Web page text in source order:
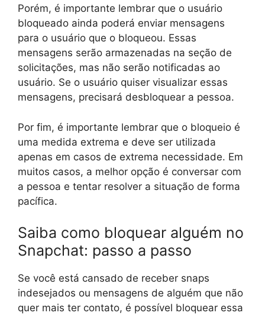
Porém, é importante lembrar que o usuário
bloqueado ainda poderá enviar mensagens
para o usuário que o bloqueou. Essas
mensagens serão armazenadas na seção de
solicitações, mas não serão notificadas ao
usuário. Se o usuário quiser visualizar essas
mensagens, precisará desbloquear a pessoa.
Por fim, é importante lembrar que o bloqueio é
uma medida extrema e deve ser utilizada
apenas em casos de extrema necessidade. Em
muitos casos, a melhor opção é conversar com
a pessoa e tentar resolver a situação de forma
pacífica.
Saiba como bloquear alguém no
Snapchat: passo a passo
Se você está cansado de receber snaps
indesejados ou mensagens de alguém que não
quer mais ter contato, é possível bloquear essa